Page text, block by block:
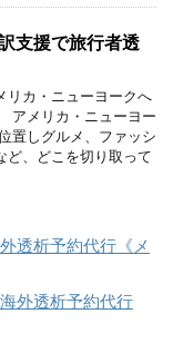
支援で旅行者透
リカ・ニューヨークへ
アメリカ・ニューヨー
置しグルメ、ファッシ
ど、どこを切り取って
透析予約代行《メ
外透析予約代行